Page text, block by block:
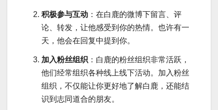
积极参与互动 ：在白鹿的微博下留言、评
论、转发，让他感受到你的热情。也许有一
天，他会在回复中提到你。
加入粉丝组织 ：白鹿的粉丝组织非常活跃，
他们经常组织各种线上线下活动。加入粉丝
组织，不仅能让你更好地了解白鹿，还能结
识到志同道合的朋友。